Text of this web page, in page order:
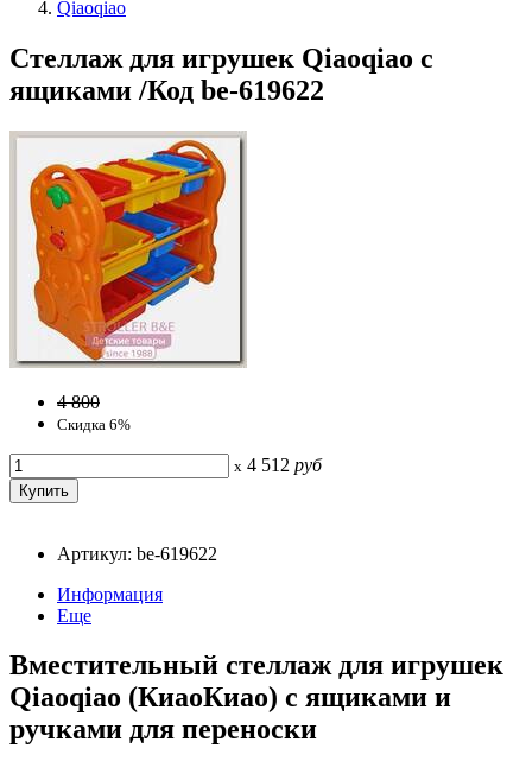
Qiaoqiao
Стеллаж для игрушек Qiaoqiao с
ящиками /Код be-619622
4 800
Скидка 6%
x 4 512 руб
Артикул: be-619622
Информация
Еще
Вместительный стеллаж для игрушек
Qiaoqiao (КиаоКиао) с ящиками и
ручками для переноски